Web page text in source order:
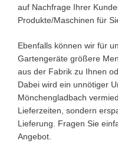
auf Nachfrage Ihrer
Produkte/Maschinen für
Ebenfalls können wir für
Gartengeräte größere
aus der Fabrik zu Ihnen
Dabei wird ein unnötiger
Mönchengladbach
Lieferzeiten, sondern
Lieferung. Fragen Sie
Angebot.